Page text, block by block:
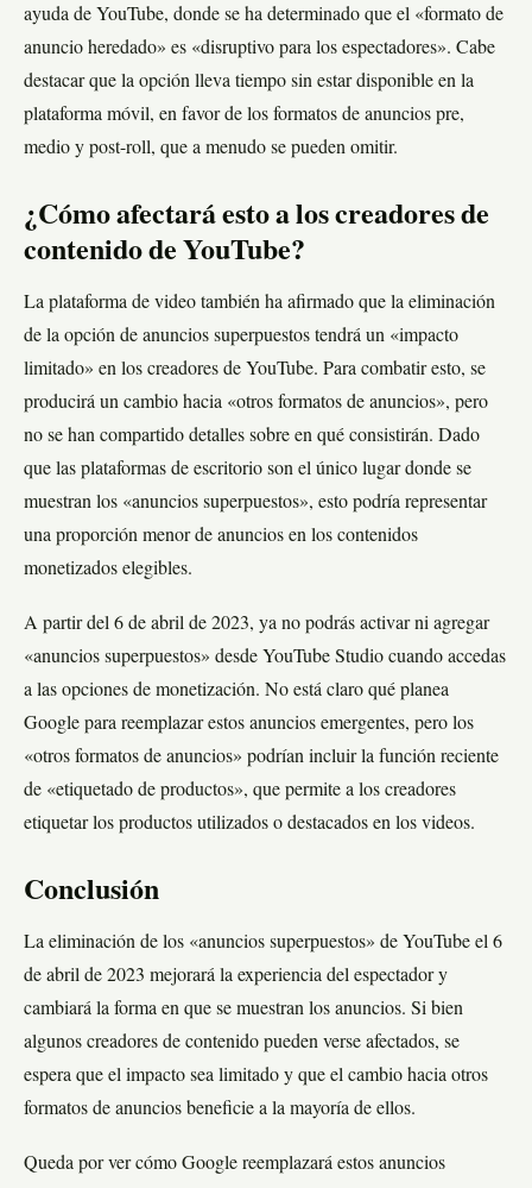
ayuda de YouTube, donde se ha determinado que el «formato de
anuncio heredado» es «disruptivo para los espectadores». Cabe
destacar que la opción lleva tiempo sin estar disponible en la
plataforma móvil, en favor de los formatos de anuncios pre,
medio y post-roll, que a menudo se pueden omitir.
¿Cómo afectará esto a los creadores de
contenido de YouTube?
La plataforma de video también ha afirmado que la eliminación
de la opción de anuncios superpuestos tendrá un «impacto
limitado» en los creadores de YouTube. Para combatir esto, se
producirá un cambio hacia «otros formatos de anuncios», pero
no se han compartido detalles sobre en qué consistirán. Dado
que las plataformas de escritorio son el único lugar donde se
muestran los «anuncios superpuestos», esto podría representar
una proporción menor de anuncios en los contenidos
monetizados elegibles.
A partir del 6 de abril de 2023, ya no podrás activar ni agregar
«anuncios superpuestos» desde YouTube Studio cuando accedas
a las opciones de monetización. No está claro qué planea
Google para reemplazar estos anuncios emergentes, pero los
«otros formatos de anuncios» podrían incluir la función reciente
de «etiquetado de productos», que permite a los creadores
etiquetar los productos utilizados o destacados en los videos.
Conclusión
La eliminación de los «anuncios superpuestos» de YouTube el 6
de abril de 2023 mejorará la experiencia del espectador y
cambiará la forma en que se muestran los anuncios. Si bien
algunos creadores de contenido pueden verse afectados, se
espera que el impacto sea limitado y que el cambio hacia otros
formatos de anuncios beneficie a la mayoría de ellos.
Queda por ver cómo Google reemplazará estos anuncios